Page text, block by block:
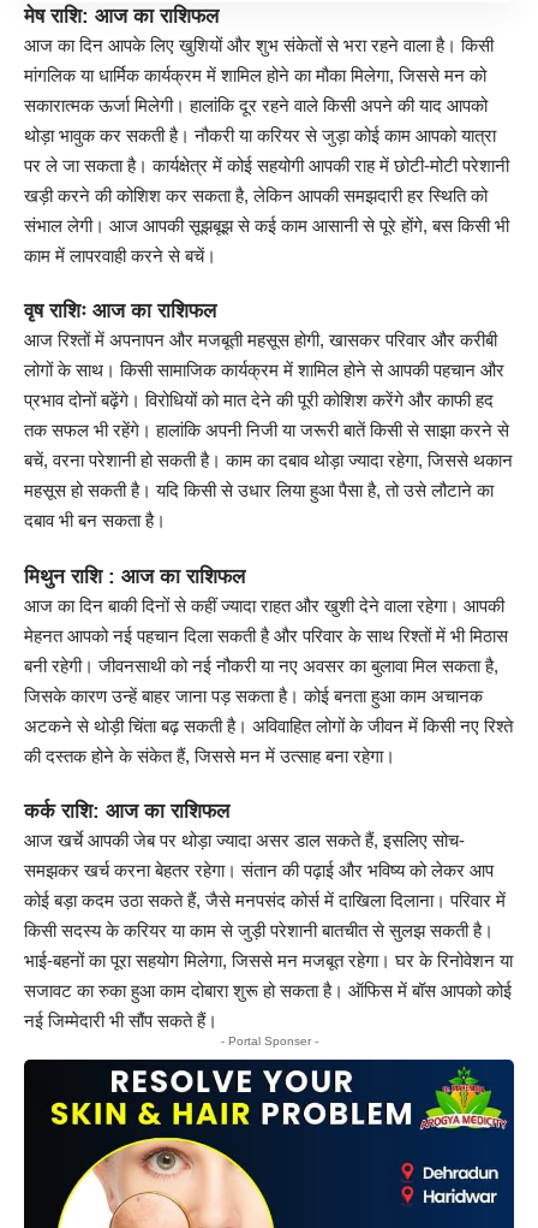
मेष राशि: आज का राशिफल
आज का दिन आपके लिए खुशियों और शुभ संकेतों से भरा रहने वाला है। किसी
मांगलिक या धार्मिक कार्यक्रम में शामिल होने का मौका मिलेगा, जिससे मन को
सकारात्मक ऊर्जा मिलेगी। हालांकि दूर रहने वाले किसी अपने की याद आपको
थोड़ा भावुक कर सकती है। नौकरी या करियर से जुड़ा कोई काम आपको यात्रा
पर ले जा सकता है। कार्यक्षेत्र में कोई सहयोगी आपकी राह में छोटी-मोटी परेशानी
खड़ी करने की कोशिश कर सकता है, लेकिन आपकी समझदारी हर स्थिति को
संभाल लेगी। आज आपकी सूझबूझ से कई काम आसानी से पूरे होंगे, बस किसी भी
काम में लापरवाही करने से बचें।
वृष राशिः आज का राशिफल
आज रिश्तों में अपनापन और मजबूती महसूस होगी, खासकर परिवार और करीबी
लोगों के साथ। किसी सामाजिक कार्यक्रम में शामिल होने से आपकी पहचान और
प्रभाव दोनों बढ़ेंगे। विरोधियों को मात देने की पूरी कोशिश करेंगे और काफी हद
तक सफल भी रहेंगे। हालांकि अपनी निजी या जरूरी बातें किसी से साझा करने से
बचें, वरना परेशानी हो सकती है। काम का दबाव थोड़ा ज्यादा रहेगा, जिससे थकान
महसूस हो सकती है। यदि किसी से उधार लिया हुआ पैसा है, तो उसे लौटाने का
दबाव भी बन सकता है।
मिथुन राशि : आज का राशिफल
आज का दिन बाकी दिनों से कहीं ज्यादा राहत और खुशी देने वाला रहेगा। आपकी
मेहनत आपको नई पहचान दिला सकती है और परिवार के साथ रिश्तों में भी मिठास
बनी रहेगी। जीवनसाथी को नई नौकरी या नए अवसर का बुलावा मिल सकता है,
जिसके कारण उन्हें बाहर जाना पड़ सकता है। कोई बनता हुआ काम अचानक
अटकने से थोड़ी चिंता बढ़ सकती है। अविवाहित लोगों के जीवन में किसी नए रिश्ते
की दस्तक होने के संकेत हैं, जिससे मन में उत्साह बना रहेगा।
कर्क राशि: आज का राशिफल
आज खर्चे आपकी जेब पर थोड़ा ज्यादा असर डाल सकते हैं, इसलिए सोच-
समझकर खर्च करना बेहतर रहेगा। संतान की पढ़ाई और भविष्य को लेकर आप
कोई बड़ा कदम उठा सकते हैं, जैसे मनपसंद कोर्स में दाखिला दिलाना। परिवार में
किसी सदस्य के करियर या काम से जुड़ी परेशानी बातचीत से सुलझ सकती है।
भाई-बहनों का पूरा सहयोग मिलेगा, जिससे मन मजबूत रहेगा। घर के रिनोवेशन या
सजावट का रुका हुआ काम दोबारा शुरू हो सकता है। ऑफिस में बॉस आपको कोई
नई जिम्मेदारी भी सौंप सकते हैं।
- Portal Sponser -